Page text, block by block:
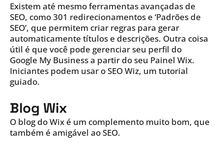
Existem até mesmo ferramentas avançadas de
SEO, como 301 redirecionamentos e ‘Padrões de
SEO’, que permitem criar regras para gerar
automaticamente títulos e descrições. Outra coisa
útil é que você pode gerenciar seu perfil do
Google My Business a partir do seu Painel Wix.
Iniciantes podem usar o SEO Wiz, um tutorial
guiado.
Blog Wix
O blog do Wix é um complemento muito bom, que
também é amigável ao SEO.